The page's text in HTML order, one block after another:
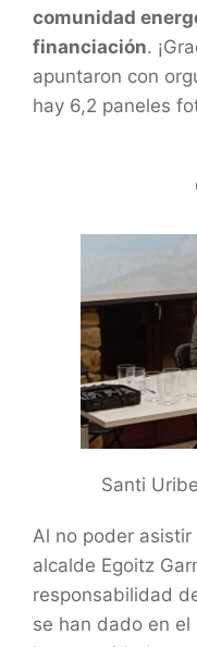
comunidad
financiación.
apuntaron con
hay 6,2 paneles
Santi
Al no poder
alcalde Egoitz
responsabilidad
se han dado en